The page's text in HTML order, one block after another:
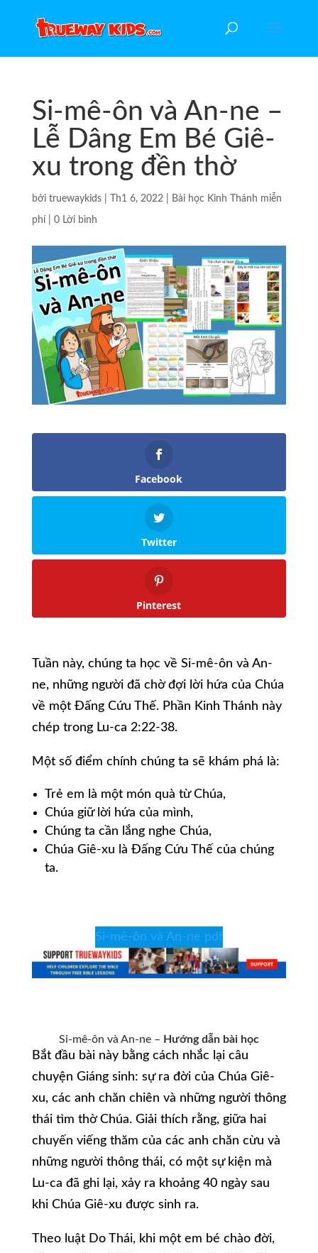
Si-mê-ôn và An-ne –
Lễ Dâng Em Bé Giê-
xu trong đền thờ
bởi truewaykids| Th1 6, 2022| Bài học Kinh Thánh miễn
phí| 0 Lời bình
Facebook
Twitter
Pinterest
Tuần này, chúng ta học về Si-mê-ôn và An-
ne, những người đã chờ đợi lời hứa của Chúa
về một Đấng Cứu Thế. Phần Kinh Thánh này
chép trong Lu-ca 2:22-38.
Một số điểm chính chúng ta sẽ khám phá là:
Trẻ em là một món quà từ Chúa,
Chúa giữ lời hứa của mình,
Chúng ta cần lắng nghe Chúa,
Chúa Giê-xu là Đấng Cứu Thế của chúng
ta.
Si-mê-ôn và An-ne pdf
Si-mê-ôn và An-ne – Hướng dẫn bài học
Bắt đầu bài này bằng cách nhắc lại câu
chuyện Giáng sinh: sự ra đời của Chúa Giê-
xu, các anh chăn chiên và những người thông
thái tìm thờ Chúa. Giải thích rằng, giữa hai
chuyến viếng thăm của các anh chăn cừu và
những người thông thái, có một sự kiện mà
Lu-ca đã ghi lại, xảy ra khoảng 40 ngày sau
khi Chúa Giê-xu được sinh ra.
Theo luật Do Thái, khi một em bé chào đời,